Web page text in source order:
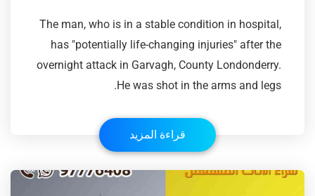
The man, who is in a stable condition in hospital,
has "potentially life-changing injuries" after the
overnight attack in Garvagh, County Londonderry.
He was shot in the arms and legs.
قراءة المزيد